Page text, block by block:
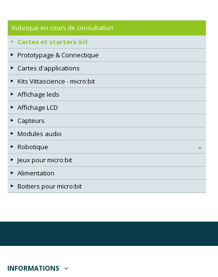
Rubrique en cours de consultation
Cartes et starters-kit
Prototypage & Connectique
Cartes d'applications
Kits Vittascience - micro:bit
Affichage leds
Affichage LCD
Capteurs
Modules audio
Robotique
Jeux pour micro:bit
Alimentation
Boitiers pour micro:bit
INFORMATIONS